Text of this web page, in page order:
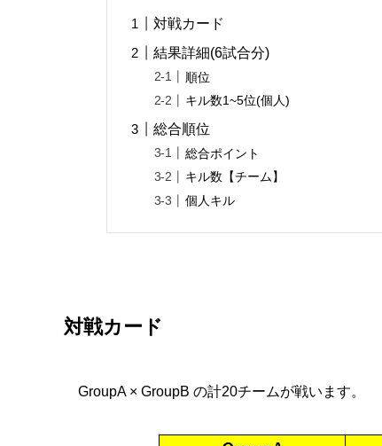
対戦カード
結果詳細(6試合分)
順位
キル数1~5位(個人)
総合順位
総合ポイント
キル数【チーム】
個人キル
対戦カード
GroupA × GroupB の計20チームが戦います。